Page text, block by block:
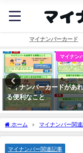
マイナンバーカード
マイナン
マイナンバーカードがあ
る便利なこと
ホーム マイナンバー関
株式会社
マイナンバー関連記事